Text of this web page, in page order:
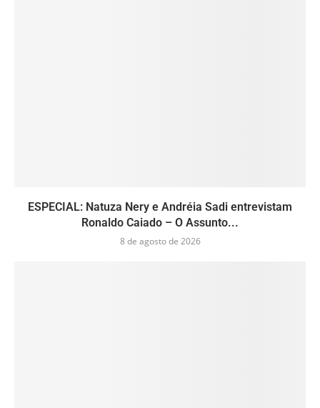
ESPECIAL: Natuza Nery e Andréia Sadi entrevistam
Ronaldo Caiado – O Assunto...
8 de agosto de 2026